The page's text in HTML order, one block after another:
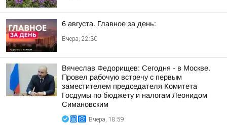
6 августа. Главное за день:
Вчера, 22:30
Вячеслав Федорищев: Сегодня - в Москве.
Провел рабочую встречу с первым
заместителем председателя Комитета
Госдумы по бюджету и налогам Леонидом
Симановским
Вчера, 18:59